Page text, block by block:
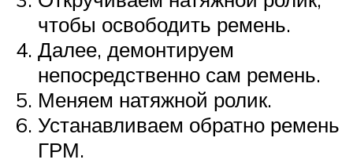
чтобы освободить ремень.
Далее, демонтируем
непосредственно сам ремень.
Меняем натяжной ролик.
Устанавливаем обратно ремень
ГРМ.